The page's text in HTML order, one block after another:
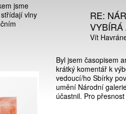
jsme
vlny
RE:
VYBÍRÁ
Vít
Byl jsem časopisem
krátký komentář k
vedoucí/ho Sbírky
umění Národní
účastnil. Pro